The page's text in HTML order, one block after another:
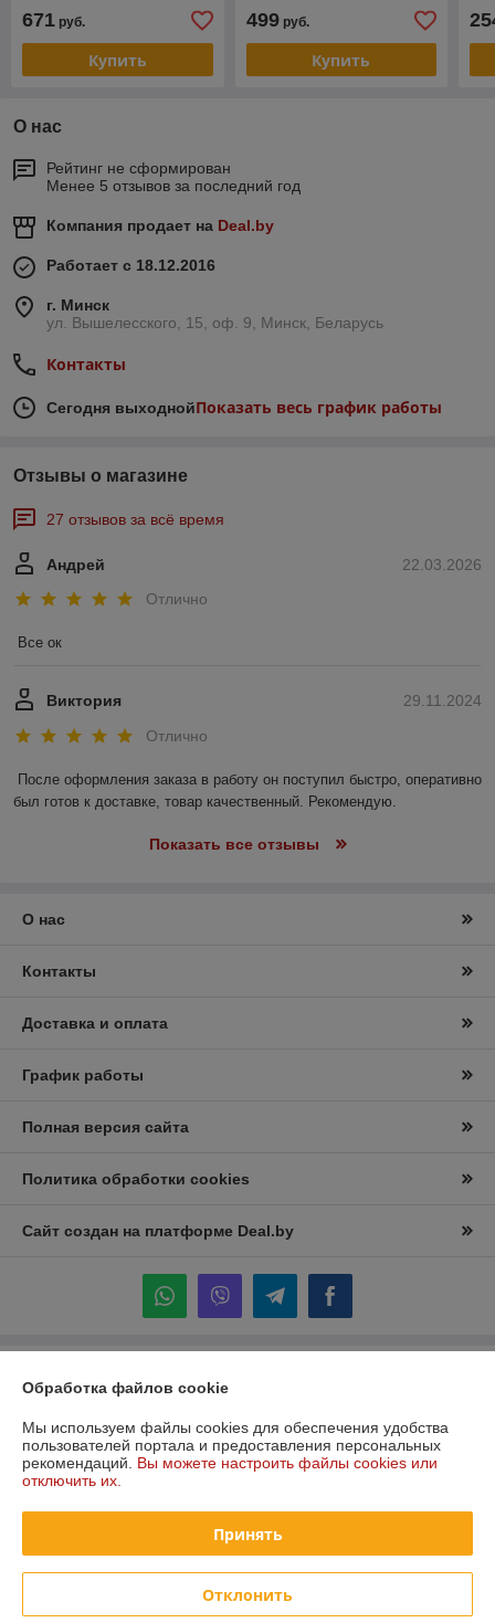
671 руб.
Купить
(CET) Magenta, 630г
499руб.
Купить
О нас
Рейтинг не сформирован
Менее 5 отзывов за последний год
Компания продает на Deal.by
Работает с 18.12.2016
г. Минск
ул. Вышелесского, 15, оф. 9, Минск, Беларусь
Контакты
Сегодня выходнойПоказать весь график работы
Отзывы о магазине
27 отзывов за всё время
22.03.2026
Андрей
Отлично
Все ок
29.11.2024
Виктория
Отлично
После оформления заказа в работу он поступил быстро, оперативно
был готов к доставке, товар качественный. Рекомендую.
Показать все отзывы
О нас
Контакты
Доставка и оплата
График работы
Полная версия сайта
Политика обработки cookies
Сайт создан на платформе Deal.by
"Лидана"
220136, Республика Беларусь, г. Минск, улица Вышелесского, дом 15,
комната 9
Дата регистрации компании: 27.12.2023
Обработка файлов cookie
Мы используем файлы cookies для обеспечения удобства
пользователей портала и предоставления персональных
рекомендаций. Вы можете настроить файлы cookies или
отключить их.
Принять
Отклонить